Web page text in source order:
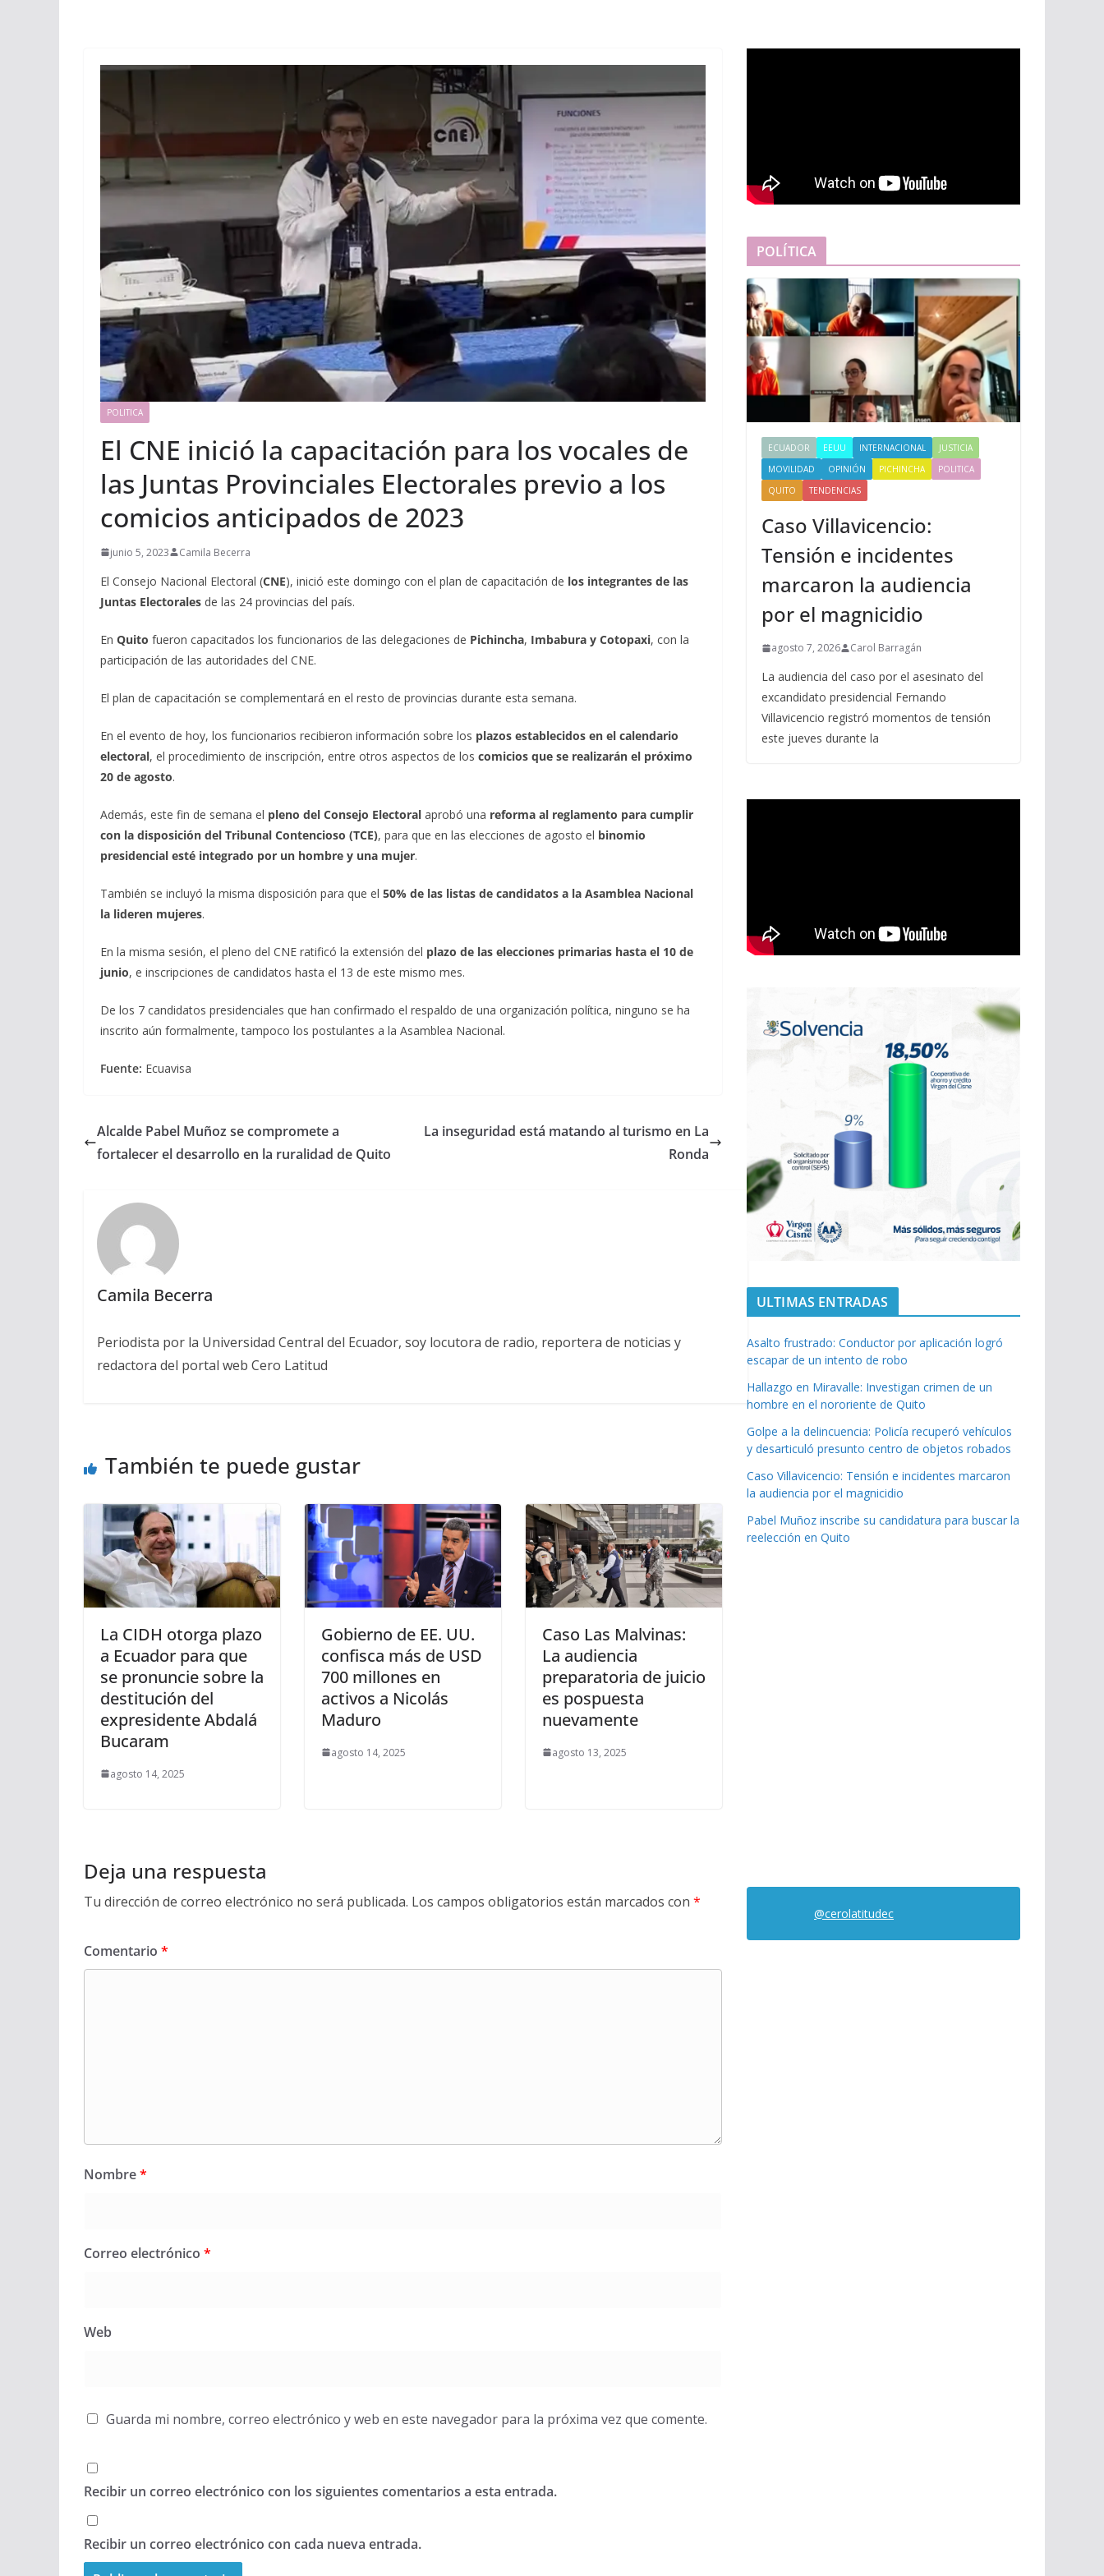
POLITICA
El CNE inició la capacitación para los vocales de
las Juntas Provinciales Electorales previo a los
comicios anticipados de 2023
junio 5, 2023 Camila Becerra
El Consejo Nacional Electoral (CNE), inició este domingo con el plan de capacitación de los integrantes de las
Juntas Electorales de las 24 provincias del país.
En Quito fueron capacitados los funcionarios de las delegaciones de Pichincha, Imbabura y Cotopaxi, con la
participación de las autoridades del CNE.
El plan de capacitación se complementará en el resto de provincias durante esta semana.
En el evento de hoy, los funcionarios recibieron información sobre los plazos establecidos en el calendario
electoral, el procedimiento de inscripción, entre otros aspectos de los comicios que se realizarán el próximo
20 de agosto.
Además, este fin de semana el pleno del Consejo Electoral aprobó una reforma al reglamento para cumplir
con la disposición del Tribunal Contencioso (TCE), para que en las elecciones de agosto el binomio
presidencial esté integrado por un hombre y una mujer.
También se incluyó la misma disposición para que el 50% de las listas de candidatos a la Asamblea Nacional
la lideren mujeres.
En la misma sesión, el pleno del CNE ratificó la extensión del plazo de las elecciones primarias hasta el 10 de
junio, e inscripciones de candidatos hasta el 13 de este mismo mes.
De los 7 candidatos presidenciales que han confirmado el respaldo de una organización política, ninguno se ha
inscrito aún formalmente, tampoco los postulantes a la Asamblea Nacional.
Fuente: Ecuavisa
Alcalde Pabel Muñoz se compromete a
fortalecer el desarrollo en la ruralidad de Quito
La inseguridad está matando al turismo en La
Ronda
Camila Becerra
Periodista por la Universidad Central del Ecuador, soy locutora de radio, reportera de noticias y
redactora del portal web Cero Latitud
También te puede gustar
La CIDH otorga plazo
a Ecuador para que
se pronuncie sobre la
destitución del
expresidente Abdalá
Bucaram
agosto 14, 2025
Gobierno de EE. UU.
confisca más de USD
700 millones en
activos a Nicolás
Maduro
agosto 14, 2025
Caso Las Malvinas:
La audiencia
preparatoria de juicio
es pospuesta
nuevamente
agosto 13, 2025
Deja una respuesta
Tu dirección de correo electrónico no será publicada. Los campos obligatorios están marcados con *
Comentario *
Nombre*
Correo electrónico *
Web
Guarda mi nombre, correo electrónico y web en este navegador para la próxima vez que comente.
Recibir un correo electrónico con los siguientes comentarios a esta entrada.
Recibir un correo electrónico con cada nueva entrada.
POLÍTICA
ECUADOR EEUU INTERNACIONAL
JUSTICIA
MOVILIDAD
OPINIÓN PICHINCHA
POLITICA
QUITO
TENDENCIAS
Caso Villavicencio:
Tensión e incidentes
marcaron la audiencia
por el magnicidio
agosto 7, 2026 Carol Barragán
La audiencia del caso por el asesinato del
excandidato presidencial Fernando
Villavicencio registró momentos de tensión
este jueves durante la
ULTIMAS ENTRADAS
Asalto frustrado: Conductor por aplicación logró
escapar de un intento de robo
Hallazgo en Miravalle: Investigan crimen de un
hombre en el nororiente de Quito
Golpe a la delincuencia: Policía recuperó vehículos
y desarticuló presunto centro de objetos robados
Caso Villavicencio: Tensión e incidentes marcaron
la audiencia por el magnicidio
Pabel Muñoz inscribe su candidatura para buscar la
reelección en Quito
@cerolatitudec